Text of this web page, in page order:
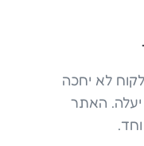
לא יחכה
יעלה. האתר